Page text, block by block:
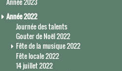
Année 2022
Journée des talents
Gouter de Noël 2022
Fête de la musique 2022
Fête locale 2022
14 juillet 2022